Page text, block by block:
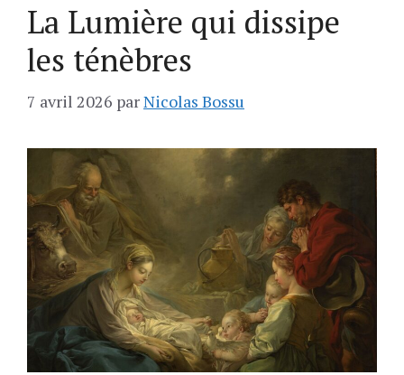
La Lumière qui dissipe
les ténèbres
7 avril 2026 parNicolas Bossu